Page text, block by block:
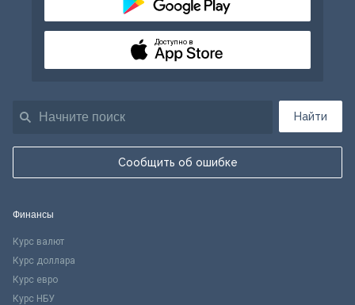
Найти
Сообщить об ошибке
Доступно в
Финансы
Курс валют
Курс доллара
Курс евро
Курс НБУ